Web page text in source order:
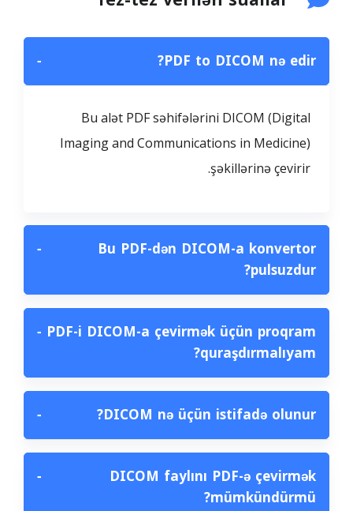
PDF to DICOM nə edir?
−
Bu alət PDF səhifələrini DICOM (Digital
Imaging and Communications in Medicine)
şəkillərinə çevirir.
Bu PDF-dən DICOM-a konvertor
pulsuzdur?
−
PDF-i DICOM-a çevirmək üçün proqram
quraşdırmalıyam?
−
DICOM nə üçün istifadə olunur?
−
DICOM faylını PDF-ə çevirmək
mümkündürmü?
−